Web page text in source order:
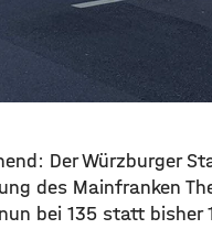
Der Würzburger
des Mainfranken
bei 135 statt bisher